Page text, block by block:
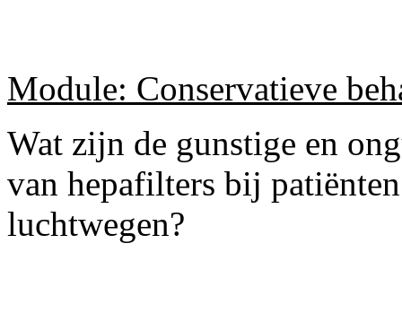
Module: Conservatieve
Wat zijn de gunstige en
van hepafilters bij
luchtwegen?